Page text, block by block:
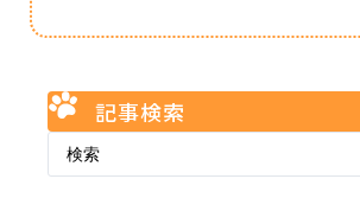
記事検索